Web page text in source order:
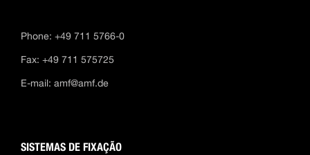
Phone: +49 711 5766-0
Fax: +49 711 575725
E-mail: amf@amf.de
SISTEMAS DE FIXAÇÃO